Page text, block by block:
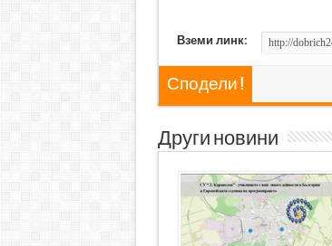
Вземи линк:
Сподели !
Други новини